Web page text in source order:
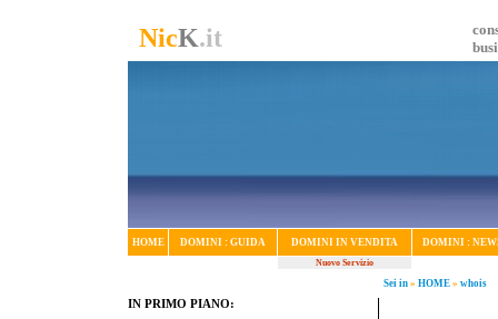
NicK.it
HOME DOMINI : GUIDA DOMINI IN VENDITA DOMINI :
Nuovo Servizio
Sei in » HOME » whois
IN PRIMO PIANO: